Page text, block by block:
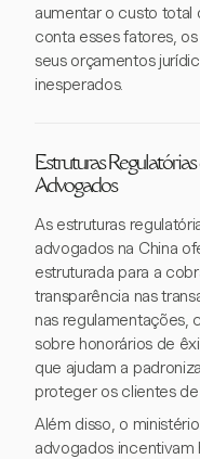
aumentar o custo total
conta esses fatores,
seus orçamentos
inesperados.
Estruturas
Advogados
As estruturas
advogados na China
estruturada para a
transparência nas
nas regulamentações,
sobre honorários de
que ajudam a
proteger os clientes
Além disso, o
advogados incentivam